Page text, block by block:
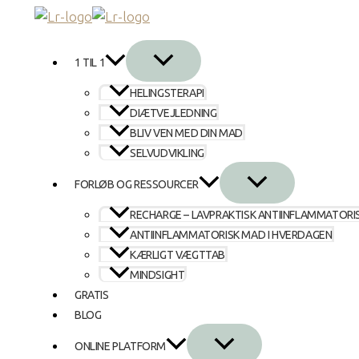
1 TIL 1
HELINGSTERAPI
DIÆTVEJLEDNING
BLIV VEN MED DIN MAD
SELVUDVIKLING
FORLØB OG RESSOURCER
RECHARGE – LAVPRAKTISK
ANTIINFLAMMATORISK MAD I HVERDAGEN
KÆRLIGT VÆGTTAB
MINDSIGHT
GRATIS
BLOG
ONLINE PLATFORM